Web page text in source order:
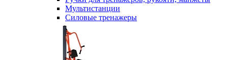
Мультистанции
Силовые тренажеры